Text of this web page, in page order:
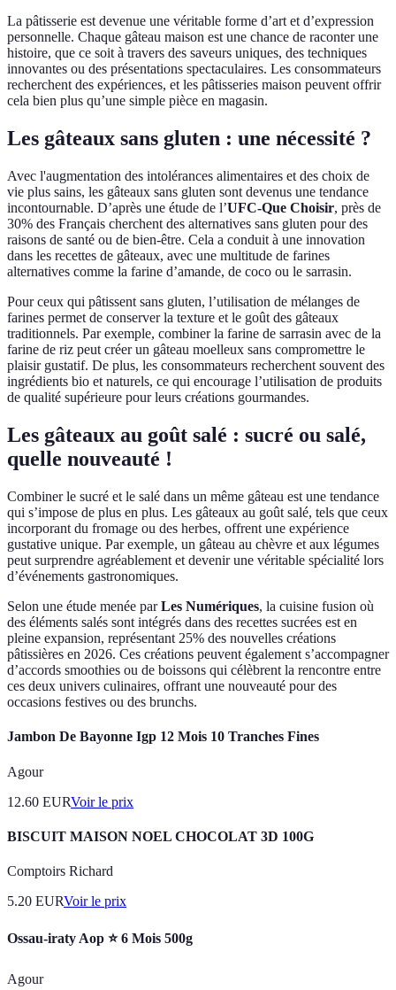
La pâtisserie est devenue une véritable forme d’art et d’expression
personnelle. Chaque gâteau maison est une chance de raconter une
histoire, que ce soit à travers des saveurs uniques, des techniques
innovantes ou des présentations spectaculaires. Les consommateurs
recherchent des expériences, et les pâtisseries maison peuvent offrir
cela bien plus qu’une simple pièce en magasin.
Les gâteaux sans gluten : une nécessité ?
Avec l'augmentation des intolérances alimentaires et des choix de
vie plus sains, les gâteaux sans gluten sont devenus une tendance
incontournable. D’après une étude de l’UFC-Que Choisir, près de
30% des Français cherchent des alternatives sans gluten pour des
raisons de santé ou de bien-être. Cela a conduit à une innovation
dans les recettes de gâteaux, avec une multitude de farines
alternatives comme la farine d’amande, de coco ou le sarrasin.
Pour ceux qui pâtissent sans gluten, l’utilisation de mélanges de
farines permet de conserver la texture et le goût des gâteaux
traditionnels. Par exemple, combiner la farine de sarrasin avec de la
farine de riz peut créer un gâteau moelleux sans compromettre le
plaisir gustatif. De plus, les consommateurs recherchent souvent des
ingrédients bio et naturels, ce qui encourage l’utilisation de produits
de qualité supérieure pour leurs créations gourmandes.
Les gâteaux au goût salé : sucré ou salé,
quelle nouveauté !
Combiner le sucré et le salé dans un même gâteau est une tendance
qui s’impose de plus en plus. Les gâteaux au goût salé, tels que ceux
incorporant du fromage ou des herbes, offrent une expérience
gustative unique. Par exemple, un gâteau au chèvre et aux légumes
peut surprendre agréablement et devenir une véritable spécialité lors
d’événements gastronomiques.
Selon une étude menée parLes Numériques, la cuisine fusion où
des éléments salés sont intégrés dans des recettes sucrées est en
pleine expansion, représentant 25% des nouvelles créations
pâtissières en 2026. Ces créations peuvent également s’accompagner
d’accords smoothies ou de boissons qui célèbrent la rencontre entre
ces deux univers culinaires, offrant une nouveauté pour des
occasions festives ou des brunchs.
Jambon De Bayonne Igp 12 Mois 10 Tranches Fines
Agour
12.60 EURVoir le prix
BISCUIT MAISON NOEL CHOCOLAT 3D 100G
Comptoirs Richard
5.20 EURVoir le prix
Ossau-iraty Aop ⭐ 6 Mois 500g
Agour